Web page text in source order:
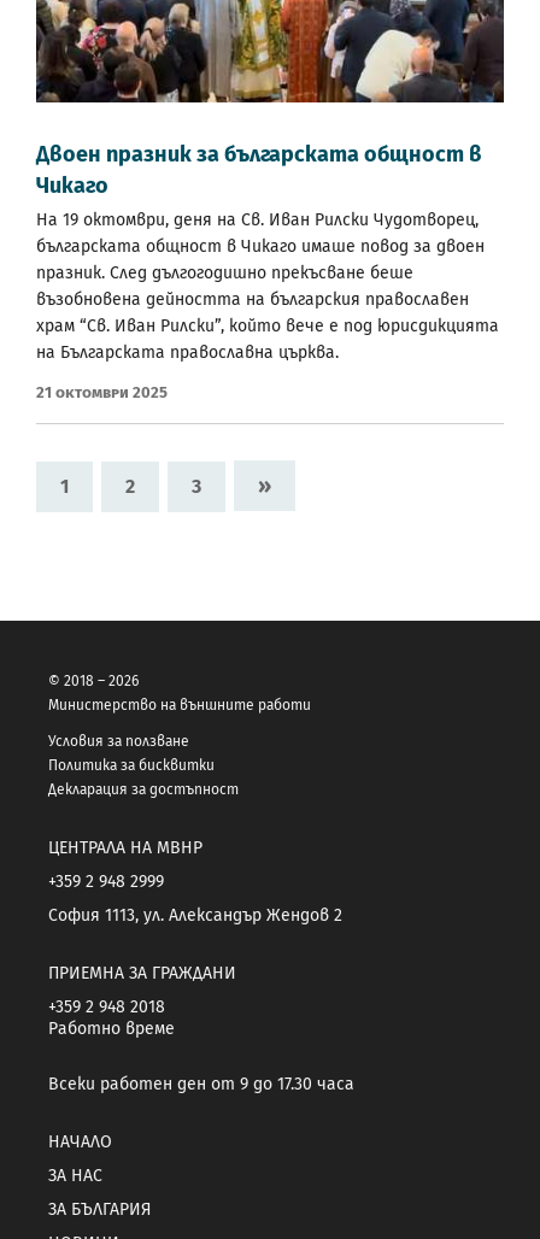
Двоен празник за българската общност в
Чикаго
На 19 октомври, деня на Св. Иван Рилски Чудотворец,
българската общност в Чикаго имаше повод за двоен
празник. След дългогодишно прекъсване беше
възобновена дейността на българския православен
храм “Св. Иван Рилски”, който вече е под юрисдикцията
на Българската православна църква.
21 Октомври 2025
1 2 3 »
© 2018 – 2026
Министерство на външните работи
Условия за ползване
Политика за бисквитки
Декларация за достъпност
ЦЕНТРАЛА НА МВНР
+359 2 948 2999
София 1113, ул. Александър Жендов 2
ПРИЕМНА ЗА ГРАЖДАНИ
+359 2 948 2018
Работно време
Всеки работен ден от 9 до 17.30 часа
НАЧАЛО
ЗА НАС
ЗА БЪЛГАРИЯ